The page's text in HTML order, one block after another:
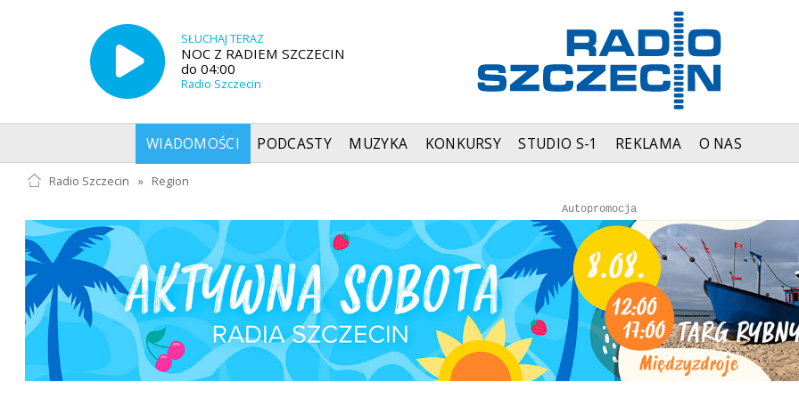
SŁUCHAJ TERAZ
NOC Z RADIEM SZCZECIN
do 04:00
Radio Szczecin
WIADOMOŚCI PODCASTY MUZYKA KONKURSY STUDIO S-1 REKLAMA O NAS
Radio Szczecin » Region
Autopromocja
Reklama
Autopromocja